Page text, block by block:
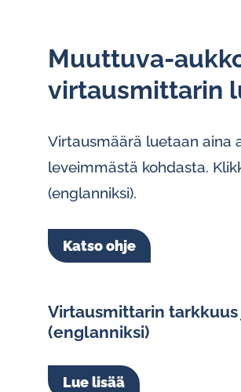
Muuttuva-
vir­taus­mit­ta­rin
Virtausmäärä luetaan aina
leveimmästä kohdasta.
(englanniksi).
Katso ohje
Virtausmittarin
(englanniksi)
Lue lisää